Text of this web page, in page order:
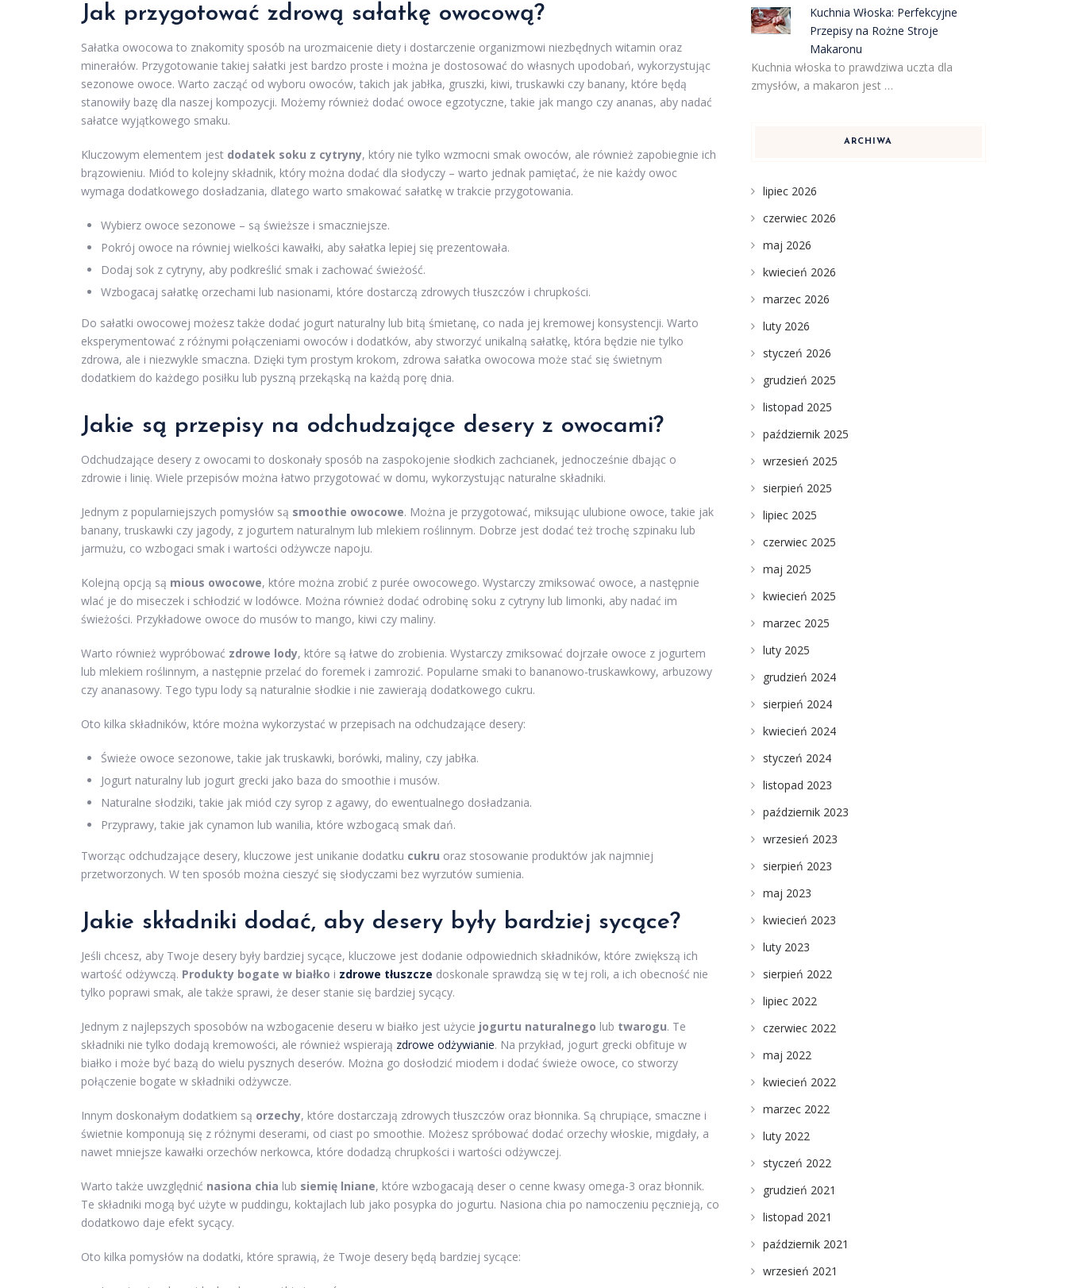
Jak przygotować zdrową sałatkę owocową?
Sałatka owocowa to znakomity sposób na urozmaicenie diety i dostarczenie organizmowi niezbędnych witamin oraz
minerałów. Przygotowanie takiej sałatki jest bardzo proste i można je dostosować do własnych upodobań, wykorzystując
sezonowe owoce. Warto zacząć od wyboru owoców, takich jak jabłka, gruszki, kiwi, truskawki czy banany, które będą
stanowiły bazę dla naszej kompozycji. Możemy również dodać owoce egzotyczne, takie jak mango czy ananas, aby nadać
sałatce wyjątkowego smaku.
Kluczowym elementem jest dodatek soku z cytryny, który nie tylko wzmocni smak owoców, ale również zapobiegnie ich
brązowieniu. Miód to kolejny składnik, który można dodać dla słodyczy – warto jednak pamiętać, że nie każdy owoc
wymaga dodatkowego dosładzania, dlatego warto smakować sałatkę w trakcie przygotowania.
Wybierz owoce sezonowe – są świeższe i smaczniejsze.
Pokrój owoce na równiej wielkości kawałki, aby sałatka lepiej się prezentowała.
Dodaj sok z cytryny, aby podkreślić smak i zachować świeżość.
Wzbogacaj sałatkę orzechami lub nasionami, które dostarczą zdrowych tłuszczów i chrupkości.
Do sałatki owocowej możesz także dodać jogurt naturalny lub bitą śmietanę, co nada jej kremowej konsystencji. Warto
eksperymentować z różnymi połączeniami owoców i dodatków, aby stworzyć unikalną sałatkę, która będzie nie tylko
zdrowa, ale i niezwykle smaczna. Dzięki tym prostym krokom, zdrowa sałatka owocowa może stać się świetnym
dodatkiem do każdego posiłku lub pyszną przekąską na każdą porę dnia.
Jakie są przepisy na odchudzające desery z owocami?
Odchudzające desery z owocami to doskonały sposób na zaspokojenie słodkich zachcianek, jednocześnie dbając o
zdrowie i linię. Wiele przepisów można łatwo przygotować w domu, wykorzystując naturalne składniki.
Jednym z popularniejszych pomysłów są smoothie owocowe. Można je przygotować, miksując ulubione owoce, takie jak
banany, truskawki czy jagody, z jogurtem naturalnym lub mlekiem roślinnym. Dobrze jest dodać też trochę szpinaku lub
jarmużu, co wzbogaci smak i wartości odżywcze napoju.
Kolejną opcją są mious owocowe, które można zrobić z purée owocowego. Wystarczy zmiksować owoce, a następnie
wlać je do miseczek i schłodzić w lodówce. Można również dodać odrobinę soku z cytryny lub limonki, aby nadać im
świeżości. Przykładowe owoce do musów to mango, kiwi czy maliny.
Warto również wypróbować zdrowe lody, które są łatwe do zrobienia. Wystarczy zmiksować dojrzałe owoce z jogurtem
lub mlekiem roślinnym, a następnie przelać do foremek i zamrozić. Popularne smaki to bananowo-truskawkowy, arbuzowy
czy ananasowy. Tego typu lody są naturalnie słodkie i nie zawierają dodatkowego cukru.
Oto kilka składników, które można wykorzystać w przepisach na odchudzające desery:
Świeże owoce sezonowe, takie jak truskawki, borówki, maliny, czy jabłka.
Jogurt naturalny lub jogurt grecki jako baza do smoothie i musów.
Naturalne słodziki, takie jak miód czy syrop z agawy, do ewentualnego dosładzania.
Przyprawy, takie jak cynamon lub wanilia, które wzbogacą smak dań.
Tworząc odchudzające desery, kluczowe jest unikanie dodatku cukru oraz stosowanie produktów jak najmniej
przetworzonych. W ten sposób można cieszyć się słodyczami bez wyrzutów sumienia.
Jakie składniki dodać, aby desery były bardziej sycące?
Jeśli chcesz, aby Twoje desery były bardziej sycące, kluczowe jest dodanie odpowiednich składników, które zwiększą ich
wartość odżywczą. Produkty bogate w białko i zdrowe tłuszcze doskonale sprawdzą się w tej roli, a ich obecność nie
tylko poprawi smak, ale także sprawi, że deser stanie się bardziej sycący.
Jednym z najlepszych sposobów na wzbogacenie deseru w białko jest użycie jogurtu naturalnego lub twarogu. Te
składniki nie tylko dodają kremowości, ale również wspierają zdrowe odżywianie. Na przykład, jogurt grecki obfituje w
białko i może być bazą do wielu pysznych deserów. Można go dosłodzić miodem i dodać świeże owoce, co stworzy
połączenie bogate w składniki odżywcze.
Innym doskonałym dodatkiem są orzechy, które dostarczają zdrowych tłuszczów oraz błonnika. Są chrupiące, smaczne i
świetnie komponują się z różnymi deserami, od ciast po smoothie. Możesz spróbować dodać orzechy włoskie, migdały, a
nawet mniejsze kawałki orzechów nerkowca, które dodadzą chrupkości i wartości odżywczej.
Warto także uwzględnić nasiona chia lub siemię lniane, które wzbogacają deser o cenne kwasy omega-3 oraz błonnik.
Te składniki mogą być użyte w puddingu, koktajlach lub jako posypka do jogurtu. Nasiona chia po namoczeniu pęcznieją, co
dodatkowo daje efekt sycący.
Oto kilka pomysłów na dodatki, które sprawią, że Twoje desery będą bardziej sycące:
Kuchnia Włoska: Perfekcyjne
Przepisy na Rożne Stroje
Makaronu
Kuchnia włoska to prawdziwa uczta dla
zmysłów, a makaron jest …
ARCHIWA
lipiec 2026
czerwiec 2026
maj 2026
kwiecień 2026
marzec 2026
luty 2026
styczeń 2026
grudzień 2025
listopad 2025
październik 2025
wrzesień 2025
sierpień 2025
lipiec 2025
czerwiec 2025
maj 2025
kwiecień 2025
marzec 2025
luty 2025
grudzień 2024
sierpień 2024
kwiecień 2024
styczeń 2024
listopad 2023
październik 2023
wrzesień 2023
sierpień 2023
maj 2023
kwiecień 2023
luty 2023
sierpień 2022
lipiec 2022
czerwiec 2022
maj 2022
kwiecień 2022
marzec 2022
luty 2022
styczeń 2022
grudzień 2021
listopad 2021
październik 2021
wrzesień 2021